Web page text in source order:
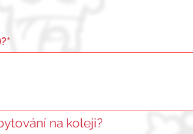
na koleji?